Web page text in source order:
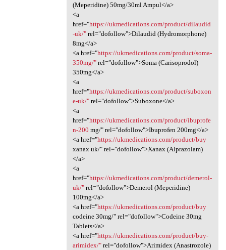
(Meperidine) 50mg/30ml Ampul</a>
<a
href="https://ukmedications.com/product/dilaudid
-uk/"rel="dofollow">Dilaudid (Hydromorphone)
8mg</a>
<a href="https://ukmedications.com/product/soma-
350mg/"rel="dofollow">Soma (Carisoprodol)
350mg</a>
<a
href="https://ukmedications.com/product/suboxon
e-uk/"rel="dofollow">Suboxone</a>
<a
href="https://ukmedications.com/product/ibuprofe
n-200 mg/" rel="dofollow">Ibuprofen 200mg</a>
<a href="https://ukmedications.com/product/buy
xanax uk/" rel="dofollow">Xanax (Alprazolam)
</a>
<a
href="https://ukmedications.com/product/demerol-
uk/"rel="dofollow">Demerol (Meperidine)
100mg</a>
<a href="https://ukmedications.com/product/buy
codeine 30mg/" rel="dofollow">Codeine 30mg
Tablets</a>
<a href="https://ukmedications.com/product/buy-
arimidex/"rel="dofollow">Arimidex (Anastrozole)